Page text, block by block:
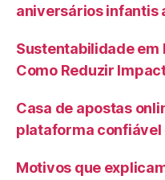
aniversários infantis
Sustentabilidade
Como Reduzir
Casa de apostas
plataforma confiável
Motivos que